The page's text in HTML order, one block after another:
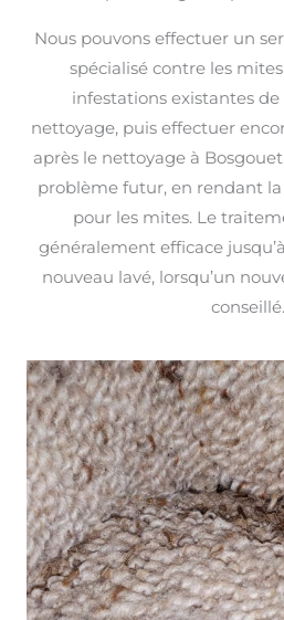
Nous pouvons effectuer un
spécialisé contre les
infestations existantes
nettoyage, puis effectuer
après le nettoyage à
problème futur, en rendant
pour les mites. Le
généralement efficace
nouveau lavé, lorsqu’un
conseillé.